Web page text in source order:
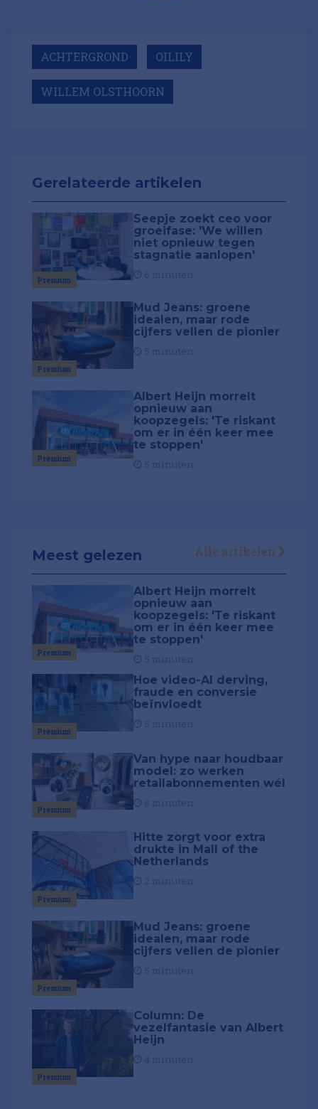
ACHTERGROND OILILY
WILLEM OLSTHOORN
Gerelateerde artikelen
Premium
Seepje zoekt ceo voor
groeifase: 'We willen
niet opnieuw tegen
stagnatie aanlopen'
Premium
Mud Jeans: groene
idealen, maar rode
cijfers vellen de pionier
Premium
Albert Heijn morrelt
opnieuw aan
koopzegels: 'Te riskant
om er in één keer mee
te stoppen'
Meest gelezen Alle artikelen
Premium
Albert Heijn morrelt
opnieuw aan
koopzegels: 'Te riskant
om er in één keer mee
te stoppen'
Premium
Hoe video-AI derving,
fraude en conversie
beïnvloedt
Premium
Van hype naar houdbaar
model: zo werken
retailabonnementen wél
Premium
Hitte zorgt voor extra
drukte in Mall of the
Netherlands
Premium
Mud Jeans: groene
idealen, maar rode
cijfers vellen de pionier
Premium
Column: De
vezelfantasie van Albert
Heijn